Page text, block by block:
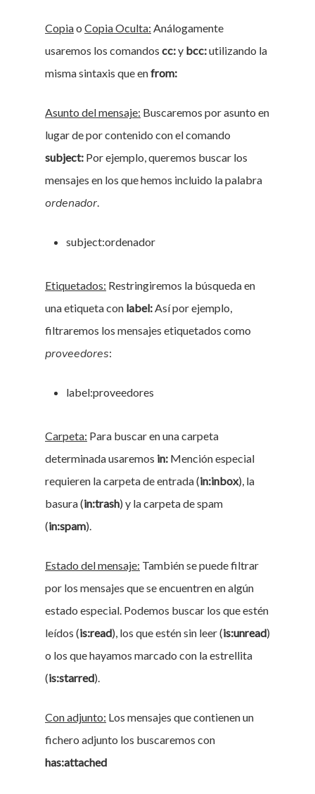
Copiao Copia Oculta: Análogamente
usaremos los comandos cc:y bcc:utilizando la
misma sintaxis que enfrom:
Asunto del mensaje: Buscaremos por asunto en
lugar de por contenido con el comando
subject: Por ejemplo, queremos buscar los
mensajes en los que hemos incluido la palabra
ordenador.
subject:ordenador
Etiquetados: Restringiremos la búsqueda en
una etiqueta con label:Así por ejemplo,
filtraremos los mensajes etiquetados como
proveedores:
label:proveedores
Carpeta: Para buscar en una carpeta
determinada usaremos in: Mención especial
requieren la carpeta de entrada (in:inbox), la
basura (in:trash) y la carpeta de spam
(in:spam).
Estado del mensaje: También se puede filtrar
por los mensajes que se encuentren en algún
estado especial. Podemos buscar los que estén
leídos (is:read), los que estén sin leer (is:unread)
o los que hayamos marcado con la estrellita
(is:starred).
Con adjunto: Los mensajes que contienen un
fichero adjunto los buscaremos con
has:attached